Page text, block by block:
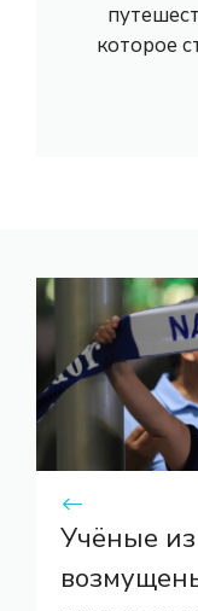
которое
Учёные